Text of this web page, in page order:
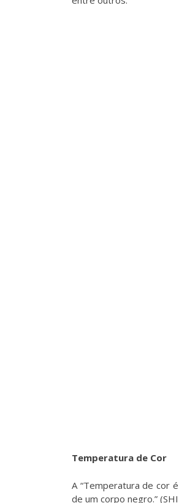
Temperatura de Cor
A “Temperatura de cor
de um corpo negro.”